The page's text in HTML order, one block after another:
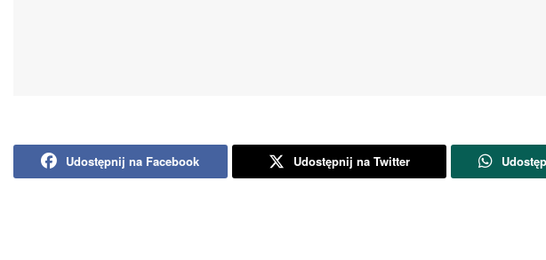
Udostępnij na Facebook Udostępnij na Twitter